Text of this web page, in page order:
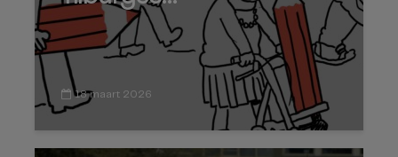
18 maart 2026